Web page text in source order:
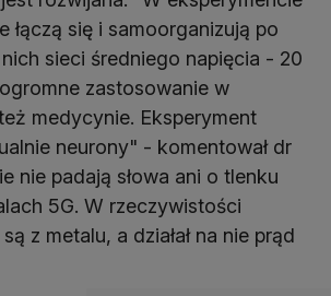
łączą się i samoorganizują po
sieci średniego napięcia - 20
zastosowanie w
medycynie. Eksperyment
neurony" - komentował dr
nie padają słowa ani o tlenku
5G. W rzeczywistości
z metalu, a działał na nie prąd